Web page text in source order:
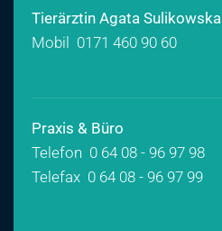
Tierärztin Agata Sulikowska
Mobil 0171 460 90 60
Praxis & Büro
Telefon 0 64 08 - 96 97 98
Telefax 0 64 08 - 96 97 99